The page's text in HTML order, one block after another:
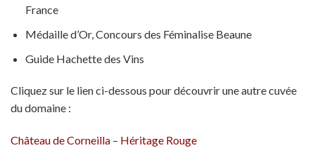
France
Médaille d’Or, Concours des Féminalise Beaune
Guide Hachette des Vins
Cliquez sur le lien ci-dessous pour découvrir une autre cuvée
du domaine :
Château de Corneilla – Héritage Rouge